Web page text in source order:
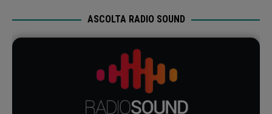
ASCOLTA RADIO SOUND